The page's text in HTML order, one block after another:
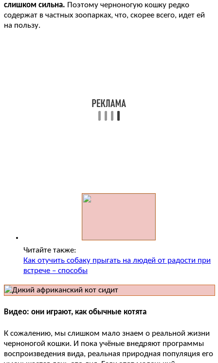
слишком сильна. Поэтому черноногую кошку редко
содержат в частных зоопарках, что, скорее всего, идет ей
на пользу.
Читайте также:
Как отучить собаку прыгать на людей от радости при
встрече – способы
Видео: они играют, как обычные котята
К сожалению, мы слишком мало знаем о реальной жизни
черноногой кошки. И пока учёные внедряют программы
воспроизведения вида, реальная природная популяция его